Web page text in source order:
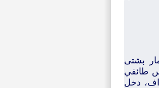
بشتى
طائفي
دخل